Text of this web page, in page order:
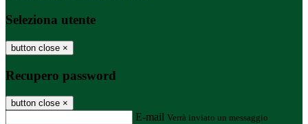
Seleziona utente
button close ×
Recupero password
button close ×
E-mail Verrà inviato un messaggio